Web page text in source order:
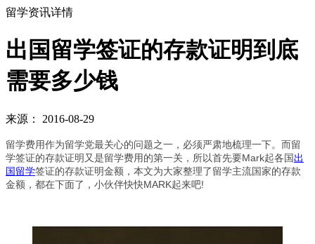
留学资讯详情
出国留学签证的存款证明到底
需要多少钱
来源： 2016-08-29
留学费用作为留学党最关心的问题之一，必须严肃地梳理一下。而留
学签证的存款证明又是留学费用的第一关，所以首先要Mark起各国出
国留学签证的存款证明金额，本文为大家整理了留学主流国家的存款
金额，都在下面了，小伙伴快快MARK起来吧!